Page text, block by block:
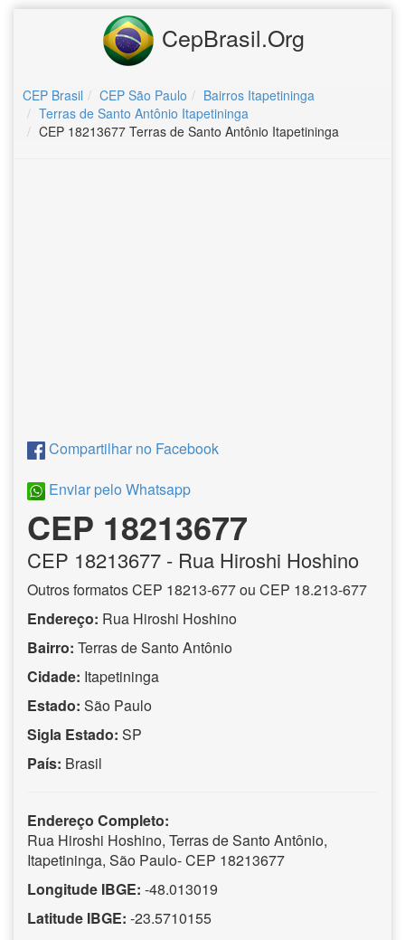
CepBrasil.Org
CEP Brasil CEP São Paulo
Bairros Itapetininga
Terras de Santo Antônio Itapetininga
CEP 18213677 Terras de Santo Antônio Itapetininga
Compartilhar no Facebook
Enviar pelo Whatsapp
CEP 18213677
CEP 18213677 - Rua Hiroshi Hoshino
Outros formatos CEP 18213-677 ou CEP 18.213-677
Endereço: Rua Hiroshi Hoshino
Bairro: Terras de Santo Antônio
Cidade: Itapetininga
Estado: São Paulo
Sigla Estado: SP
País: Brasil
Endereço Completo:
Rua Hiroshi Hoshino, Terras de Santo Antônio,
Itapetininga, São Paulo- CEP 18213677
Longitude IBGE: -48.013019
Latitude IBGE: -23.5710155